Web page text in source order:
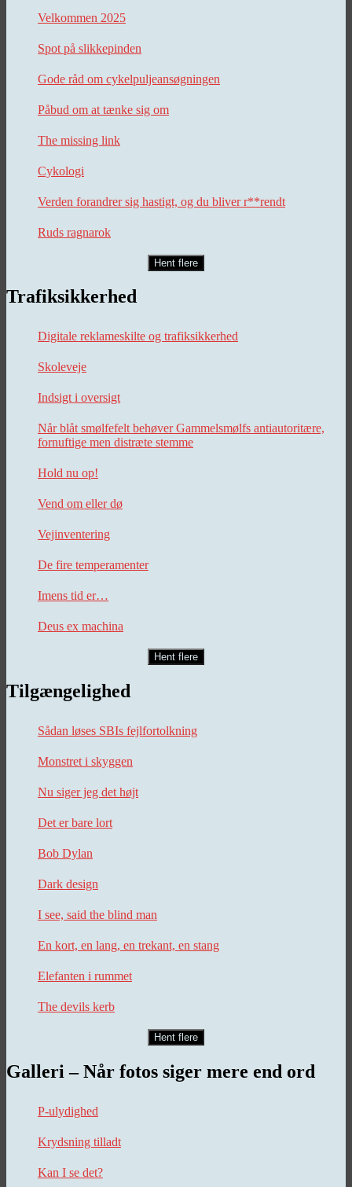
Velkommen 2025
Spot på slikkepinden
Gode råd om cykelpuljeansøgningen
Påbud om at tænke sig om
The missing link
Cykologi
Verden forandrer sig hastigt, og du bliver r**rendt
Ruds ragnarok
Hent flere
Trafiksikkerhed
Digitale reklameskilte og trafiksikkerhed
Skoleveje
Indsigt i oversigt
Når blåt smølfefelt behøver Gammelsmølfs antiautoritære,
fornuftige men distræte stemme
Hold nu op!
Vend om eller dø
Vejinventering
De fire temperamenter
Imens tid er…
Deus ex machina
Hent flere
Tilgængelighed
Sådan løses SBIs fejlfortolkning
Monstret i skyggen
Nu siger jeg det højt
Det er bare lort
Bob Dylan
Dark design
I see, said the blind man
En kort, en lang, en trekant, en stang
Elefanten i rummet
The devils kerb
Hent flere
Galleri – Når fotos siger mere end ord
P-ulydighed
Krydsning tilladt
Kan I se det?